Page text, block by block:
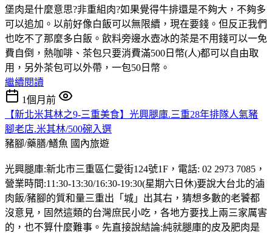
堡肉是什麼意思?非重組肉?如果覺得牛排還是不夠大，不夠多
可以追加。以前好像白飯可以無限續，現在要錢。但反正我們
也吃不了那麼多白飯。飲料旁邊水壺冰的茶是不用錢可以一免
費自倒，熱咖啡、茶包只要消費滿500日幣(人)都可以自由取
用，另外茶包可以外帶，一包50日幣。
繼續閱讀
1個月前
【新北米其林之9-三重美食】光興腿庫.三重28年排隊人氣豬
腳老店.米其林/500碗入選
豬腳/藥膳/鱔魚 國內旅遊
光興腿庫:新北市三重區仁愛街124號1F，電話: 02 2973 7085，
營業時間:11:30-13:30/16:30-19:30(星期六日休)要說大台北的滷
肉飯/豬腳的質和量三重出「城」出其右，猜想多數的老饕都
沒意見，固然這類的台灣庶民小吃，各地方要找上兩三家厲害
的，也不算什麼難事。先直接說結論:純就腿庫的皮及肥肉是